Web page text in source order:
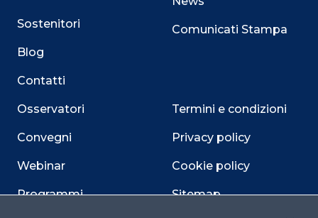
Sostenitori
Blog
Contatti
Osservatori
Convegni
Webinar
Programmi
Comunicati Stampa
Termini e condizioni
Privacy policy
Cookie policy
Sitemap